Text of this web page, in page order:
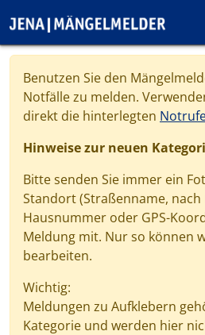
Benutzen Sie den
Notfälle zu melden.
direkt die hinterlegten
Hinweise zur neuen
Bitte senden Sie immer ein
Standort (Straßenname,
Hausnummer oder GPS-
Meldung mit. Nur so können
bearbeiten.
Wichtig:
Meldungen zu Aufklebern
Kategorie und werden hier